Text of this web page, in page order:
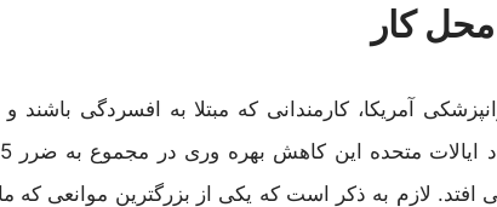
کار
لازم به ذکر است که یکی از بزرگترین موانعی که